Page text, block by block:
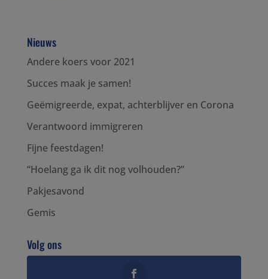
Nieuws
Andere koers voor 2021
Succes maak je samen!
Geëmigreerde, expat, achterblijver en Corona
Verantwoord immigreren
Fijne feestdagen!
“Hoelang ga ik dit nog volhouden?”
Pakjesavond
Gemis
Volg ons